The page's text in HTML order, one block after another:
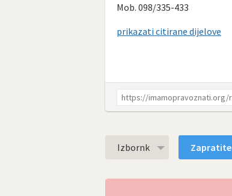
Mob. 098/335-433
prikazati citirane dijelove
Izbornk Zapratite